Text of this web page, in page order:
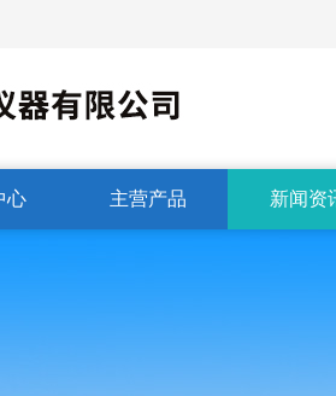
心 主营产品 新闻资